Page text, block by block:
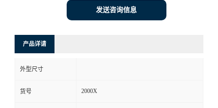
发送咨询信息
产品详请
外型尺寸
货号 2000X